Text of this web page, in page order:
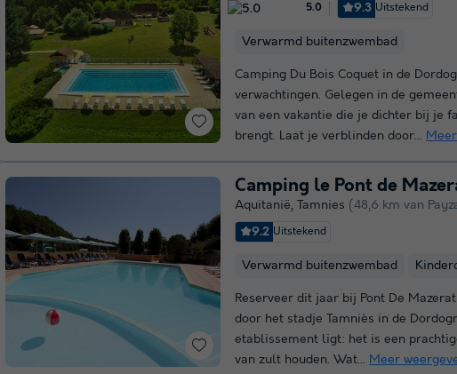
5.0 9.3 Uitstekend
Verwarmd buitenzwembad
Camping Du Bois Coquet in de
verwachtingen. Gelegen in de
van een vakantie die je dichter bij je
brengt. Laat je verblinden door...
Camping le Pont de
Aquitanië, Tamnies (48,6 km van
9.2 Uitstekend
Verwarmd buitenzwembad
Reserveer dit jaar bij Pont De
door het stadje Tamniès in de
etablissement ligt: het is een
van zult houden. Wat... Meer